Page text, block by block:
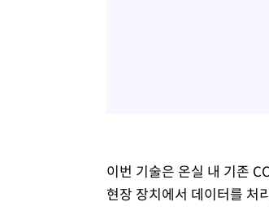
이번 기술은 온실 내 기존
현장 장치에서 데이터를 처